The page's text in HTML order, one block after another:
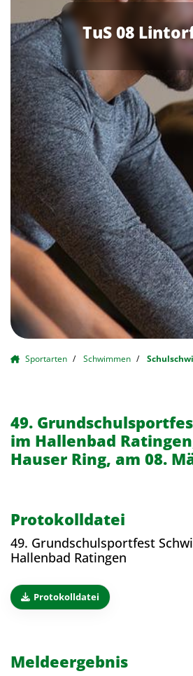
TuS 08
Sportarten Schwimmen
49.
im Hallenbad
Hauser Ring, am 08.
Protokolldatei
49. Grundschulsportfest
Hallenbad Ratingen
Protokolldatei
Meldeergebnis